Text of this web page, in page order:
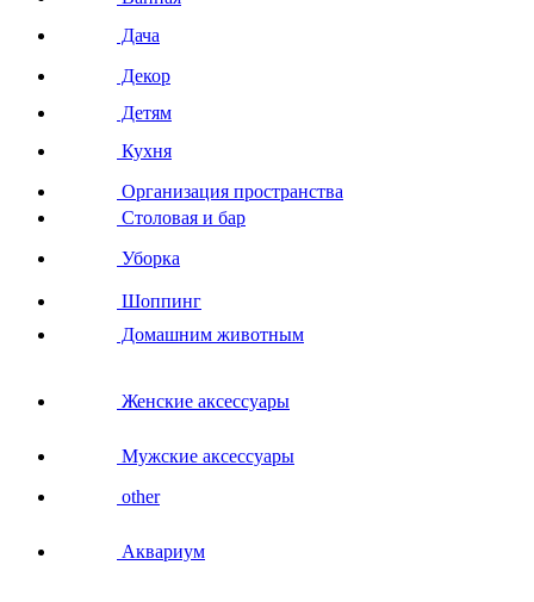
Дача
Декор
Детям
Кухня
Организация пространства
Столовая и бар
Уборка
Шоппинг
Домашним животным
Женские аксессуары
Мужские аксессуары
other
Аквариум